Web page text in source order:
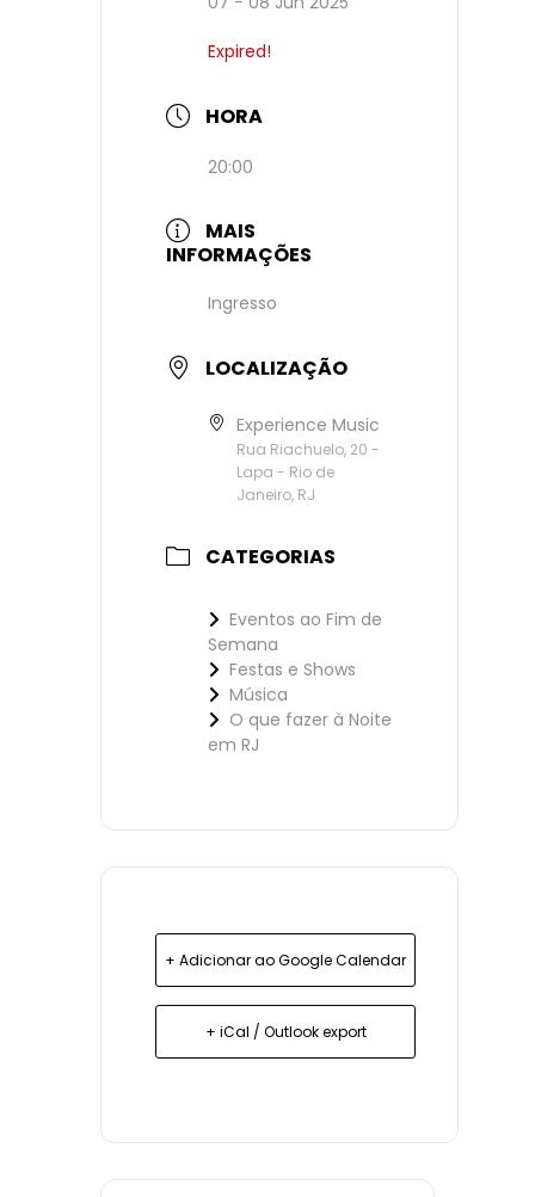
Expired!
HORA
20:00
MAIS
INFORMAÇÕES
Ingresso
LOCALIZAÇÃO
Experience Music
Rua Riachuelo, 20 -
Lapa - Rio de
Janeiro, RJ
CATEGORIAS
Eventos ao Fim de
Semana
Festas e Shows
Música
O que fazer à Noite
em RJ
+ Adicionar ao Google Calendar
+ iCal / Outlook export